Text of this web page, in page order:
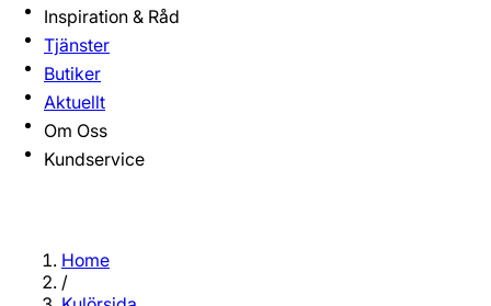
Inspiration & Råd
Tjänster
Butiker
Aktuellt
Om Oss
Kundservice
Home
/